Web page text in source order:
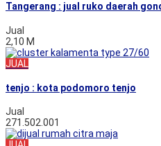
Tangerang : jual ruko daerah
Jual
2,10 M
JUAL
tenjo : kota podomoro tenjo
Jual
271.502.001